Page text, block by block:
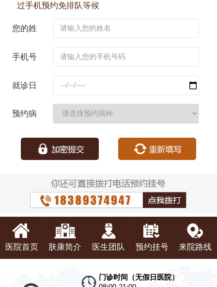
过手机预约免排队等候
您的姓
手机号
就诊日
预约病
医院首页 肤康简介 医生团队 预约挂号 来院路线
门诊时间（无假日医院）